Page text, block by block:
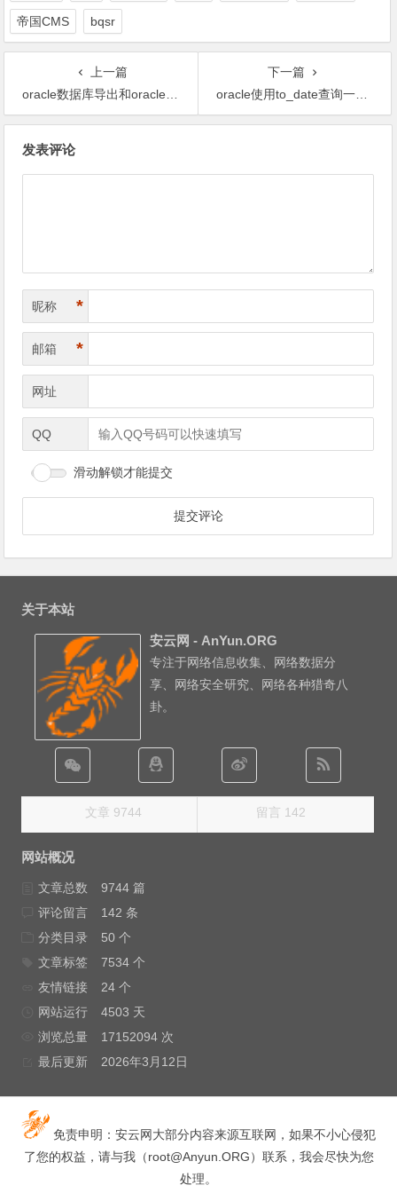
帝国CMS bqsr
上一篇
oracle数据库导出和oracle导入数据的二种方法(oracle导入导出数据)
下一篇
oracle使用to_date查询一周的第一天日期
发表评论
昵称 *
邮箱 *
网址
QQ
滑动解锁才能提交
关于本站
安云网 - AnYun.ORG
专注于网络信息收集、网络数据分
享、网络安全研究、网络各种猎奇八
卦。
文章 9744 留言 142
网站概况
文章总数
9744 篇
评论留言
142 条
分类目录
50 个
文章标签
7534 个
友情链接
24 个
网站运行
4503 天
浏览总量
17152094 次
最后更新
2026年3月12日
免责申明：安云网大部分内容来源互联网，如果不小心侵犯
了您的权益，请与我（root@Anyun.ORG）联系，我会尽快为您
处理。